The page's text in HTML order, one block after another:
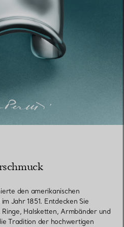
den amerikanischen
Jahr 1851. Entdecken Sie
Halsketten, Armbänder und
Tradition der hochwertigen